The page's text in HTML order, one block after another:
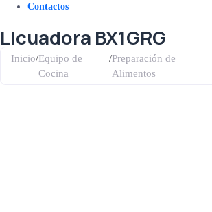
Contactos
Licuadora BX1GRG
Inicio/Equipo de
Cocina
/Preparación de
Alimentos